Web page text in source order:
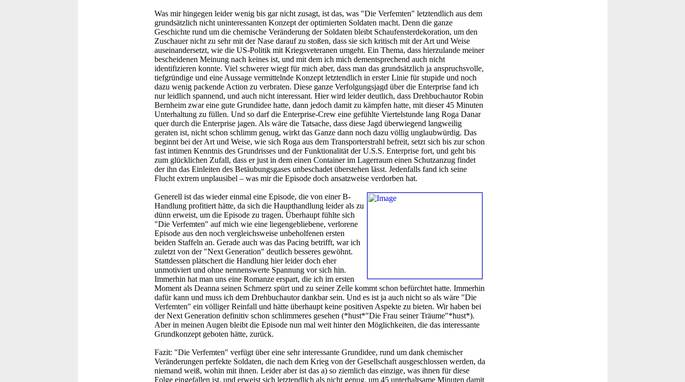
Was mir hingegen leider wenig bis gar nicht zusagt, ist das, was "Die Verfemten" letztendlich aus dem
grundsätzlich nicht uninteressanten Konzept der optimierten Soldaten macht. Denn die ganze
Geschichte rund um die chemische Veränderung der Soldaten bleibt Schaufensterdekoration, um den
Zuschauer nicht zu sehr mit der Nase darauf zu stoßen, dass sie sich kritisch mit der Art und Weise
auseinandersetzt, wie die US-Politik mit Kriegsveteranen umgeht. Ein Thema, dass hierzulande meiner
bescheidenen Meinung nach keines ist, und mit dem ich mich dementsprechend auch nicht
identifizieren konnte. Viel schwerer wiegt für mich aber, dass man das grundsätzlich ja anspruchsvolle,
tiefgründige und eine Aussage vermittelnde Konzept letztendlich in erster Linie für stupide und noch
dazu wenig packende Action zu verbraten. Diese ganze Verfolgungsjagd über die Enterprise fand ich
nur leidlich spannend, und auch nicht interessant. Hier wird leider deutlich, dass Drehbuchautor Robin
Bernheim zwar eine gute Grundidee hatte, dann jedoch damit zu kämpfen hatte, mit dieser 45 Minuten
Unterhaltung zu füllen. Und so darf die Enterprise-Crew eine gefühlte Viertelstunde lang Roga Danar
quer durch die Enterprise jagen. Als wäre die Tatsache, dass diese Jagd überwiegend langweilig
geraten ist, nicht schon schlimm genug, wirkt das Ganze dann noch dazu völlig unglaubwürdig. Das
beginnt bei der Art und Weise, wie sich Roga aus dem Transporterstrahl befreit, setzt sich bis zur schon
fast intimen Kenntnis des Grundrisses und der Funktionalität der U.S.S. Enterprise fort, und geht bis
zum glücklichen Zufall, dass er just in dem einen Container im Lagerraum einen Schutzanzug findet
der ihn das Einleiten des Betäubungsgases unbeschadet überstehen lässt. Jedenfalls fand ich seine
Flucht extrem unplausibel – was mir die Episode doch ansatzweise verdorben hat.
Generell ist das wieder einmal eine Episode, die von einer B-
Handlung profitiert hätte, da sich die Haupthandlung leider als zu
dünn erweist, um die Episode zu tragen. Überhaupt fühlte sich
"Die Verfemten" auf mich wie eine liegengebliebene, verlorene
Episode aus den noch vergleichsweise unbeholfenen ersten
beiden Staffeln an. Gerade auch was das Pacing betrifft, war ich
zuletzt von der "Next Generation" deutlich besseres gewöhnt.
Stattdessen plätschert die Handlung hier leider doch eher
unmotiviert und ohne nennenswerte Spannung vor sich hin.
Immerhin hat man uns eine Romanze erspart, die ich im ersten
Moment als Deanna seinen Schmerz spürt und zu seiner Zelle kommt schon befürchtet hatte. Immerhin
dafür kann und muss ich dem Drehbuchautor dankbar sein. Und es ist ja auch nicht so als wäre "Die
Verfemten" ein völliger Reinfall und hätte überhaupt keine positiven Aspekte zu bieten. Wir haben bei
der Next Generation definitiv schon schlimmeres gesehen (*hust*"Die Frau seiner Träume"*hust*).
Aber in meinen Augen bleibt die Episode nun mal weit hinter den Möglichkeiten, die das interessante
Grundkonzept geboten hätte, zurück.
Fazit: "Die Verfemten" verfügt über eine sehr interessante Grundidee, rund um dank chemischer
Veränderungen perfekte Soldaten, die nach dem Krieg von der Gesellschaft ausgeschlossen werden, da
niemand weiß, wohin mit ihnen. Leider aber ist das a) so ziemlich das einzige, was ihnen für diese
Folge eingefallen ist, und erweist sich letztendlich als nicht genug, um 45 unterhaltsame Minuten damit